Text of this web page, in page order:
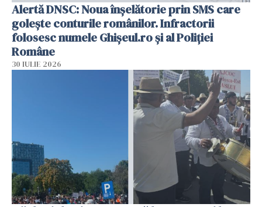
Alertă DNSC: Noua înșelătorie prin SMS care
golește conturile românilor. Infractorii
folosesc numele Ghișeul.ro și al Poliției
Române
30 IULIE 2026